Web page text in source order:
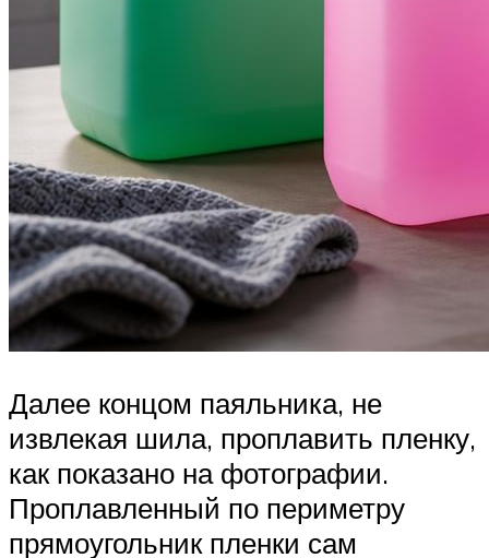
Далее концом паяльника, не
извлекая шила, проплавить пленку,
как показано на фотографии.
Проплавленный по периметру
прямоугольник пленки сам